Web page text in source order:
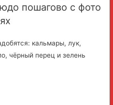
пошагово с фото
кальмары, лук,
чёрный перец и зелень